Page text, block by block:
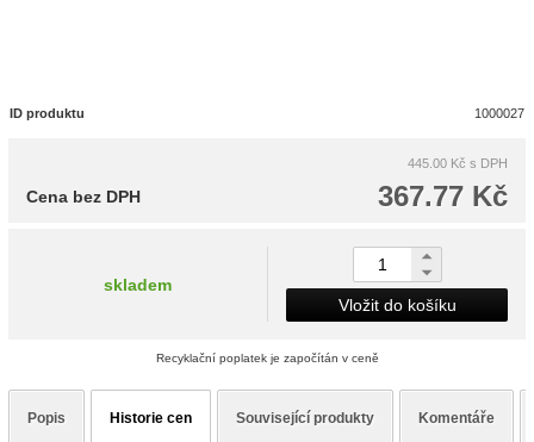
ID produktu 1000027
445.00 Kč s DPH
367.77 Kč
Cena bez DPH
skladem
Vložit do košíku
Recyklační poplatek je započítán v ceně
Popis Historie cen Související produkty Komentáře